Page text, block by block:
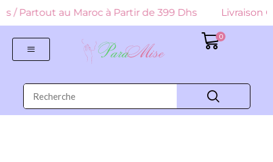
/ Partout au Maroc à Partir de 399 Dhs Livraison
0